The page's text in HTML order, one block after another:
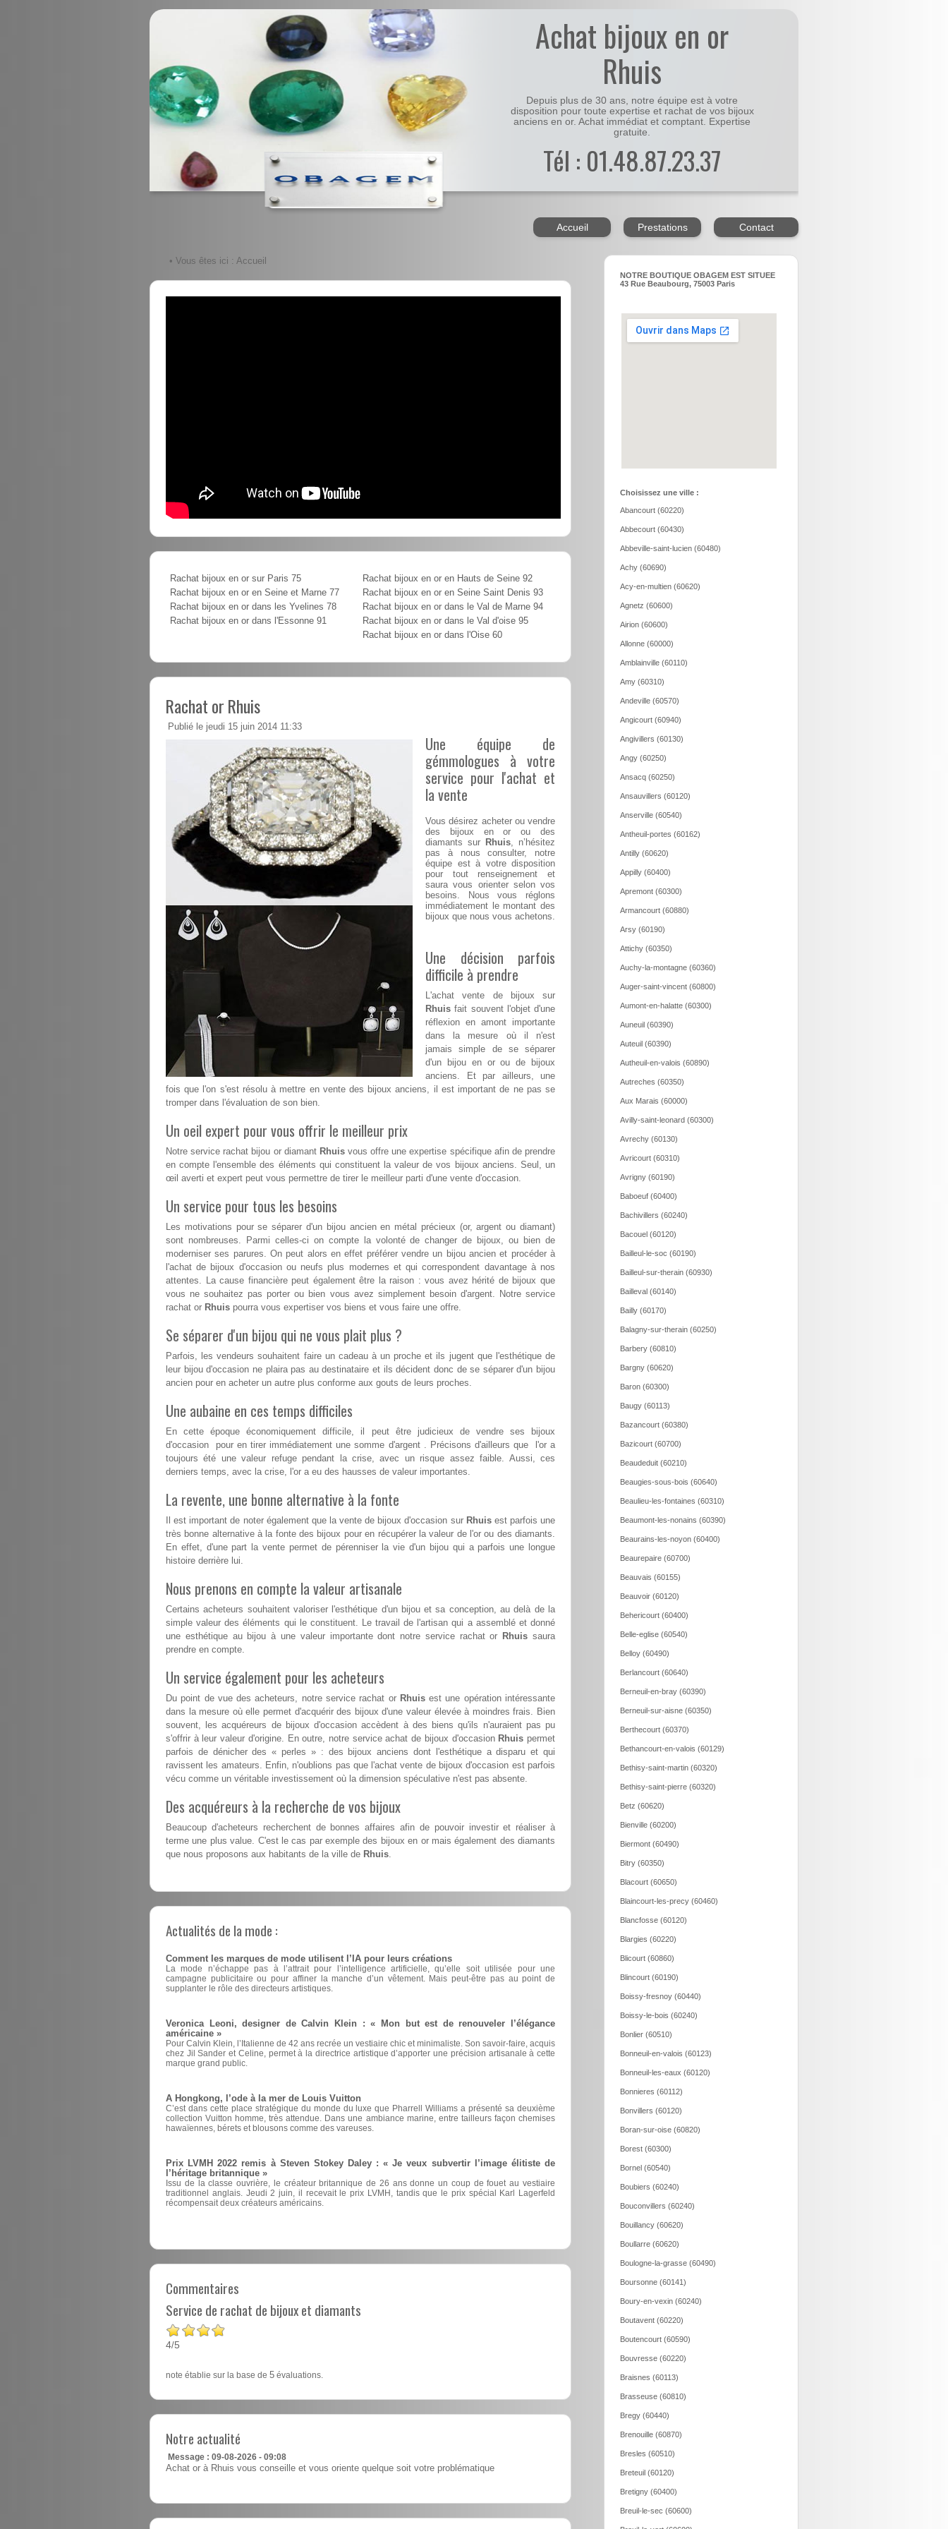
Achat bijoux en or
Rhuis
Depuis plus de 30 ans, notre équipe est à votre
disposition pour toute expertise et rachat de vos bijoux
anciens en or. Achat immédiat et comptant. Expertise
gratuite.
Tél : 01.48.87.23.37
Accueil Prestations Contact
• Vous êtes ici : Accueil
Rachat bijoux en or sur Paris 75
Rachat bijoux en or en Seine et Marne 77
Rachat bijoux en or dans les Yvelines 78
Rachat bijoux en or dans l'Essonne 91
Rachat bijoux en or en Hauts de Seine 92
Rachat bijoux en or en Seine Saint Denis 93
Rachat bijoux en or dans le Val de Marne 94
Rachat bijoux en or dans le Val d'oise 95
Rachat bijoux en or dans l'Oise 60
Rachat or Rhuis
Publié le jeudi 15 juin 2014 11:33
Une équipe de
gémmologues à votre
service pour l'achat et
la vente
Vous désirez acheter ou vendre
des bijoux en or ou des
diamants sur Rhuis, n’hésitez
pas à nous consulter, notre
équipe est à votre disposition
pour tout renseignement et
saura vous orienter selon vos
besoins. Nous vous réglons
immédiatement le montant des
bijoux que nous vous achetons.
Une décision parfois
difficile à prendre
L'achat vente de bijoux sur
Rhuis fait souvent l'objet d'une
réflexion en amont importante
dans la mesure où il n'est
jamais simple de se séparer
d'un bijou en or ou de bijoux
anciens. Et par ailleurs, une
fois que l'on s'est résolu à mettre en vente des bijoux anciens, il est important de ne pas se
tromper dans l'évaluation de son bien.
Un oeil expert pour vous offrir le meilleur prix
Notre service rachat bijou or diamant Rhuisvous offre une expertise spécifique afin de prendre
en compte l'ensemble des éléments qui constituent la valeur de vos bijoux anciens. Seul, un
œil averti et expert peut vous permettre de tirer le meilleur parti d'une vente d'occasion.
Un service pour tous les besoins
Les motivations pour se séparer d'un bijou ancien en métal précieux (or, argent ou diamant)
sont nombreuses. Parmi celles-ci on compte la volonté de changer de bijoux, ou bien de
moderniser ses parures. On peut alors en effet préférer vendre un bijou ancien et procéder à
l'achat de bijoux d'occasion ou neufs plus modernes et qui correspondent davantage à nos
attentes. La cause financière peut également être la raison : vous avez hérité de bijoux que
vous ne souhaitez pas porter ou bien vous avez simplement besoin d'argent. Notre service
rachat or Rhuis pourra vous expertiser vos biens et vous faire une offre.
Se séparer d'un bijou qui ne vous plait plus ?
Parfois, les vendeurs souhaitent faire un cadeau à un proche et ils jugent que l'esthétique de
leur bijou d'occasion ne plaira pas au destinataire et ils décident donc de se séparer d'un bijou
ancien pour en acheter un autre plus conforme aux gouts de leurs proches.
Une aubaine en ces temps difficiles
En cette époque économiquement difficile, il peut être judicieux de vendre ses bijoux
d'occasion pour en tirer immédiatement une somme d'argent . Précisons d'ailleurs que l'or a
toujours été une valeur refuge pendant la crise, avec un risque assez faible. Aussi, ces
derniers temps, avec la crise, l'or a eu des hausses de valeur importantes.
La revente, une bonne alternative à la fonte
Il est important de noter également que la vente de bijoux d'occasion sur Rhuisest parfois une
très bonne alternative à la fonte des bijoux pour en récupérer la valeur de l'or ou des diamants.
En effet, d'une part la vente permet de pérenniser la vie d'un bijou qui a parfois une longue
histoire derrière lui.
Nous prenons en compte la valeur artisanale
Certains acheteurs souhaitent valoriser l'esthétique d'un bijou et sa conception, au delà de la
simple valeur des éléments qui le constituent. Le travail de l'artisan qui a assemblé et donné
une esthétique au bijou à une valeur importante dont notre service rachat or Rhuis saura
prendre en compte.
Un service également pour les acheteurs
Du point de vue des acheteurs, notre service rachat or Rhuisest une opération intéressante
dans la mesure où elle permet d'acquérir des bijoux d'une valeur élevée à moindres frais. Bien
souvent, les acquéreurs de bijoux d'occasion accèdent à des biens qu'ils n'auraient pas pu
s'offrir à leur valeur d'origine. En outre, notre service achat de bijoux d'occasion Rhuis permet
parfois de dénicher des « perles » : des bijoux anciens dont l'esthétique a disparu et qui
ravissent les amateurs. Enfin, n'oublions pas que l'achat vente de bijoux d'occasion est parfois
vécu comme un véritable investissement où la dimension spéculative n'est pas absente.
Des acquéreurs à la recherche de vos bijoux
Beaucoup d'acheteurs recherchent de bonnes affaires afin de pouvoir investir et réaliser à
terme une plus value. C'est le cas par exemple des bijoux en or mais également des diamants
que nous proposons aux habitants de la ville de Rhuis
Actualités de la mode :
Comment les marques de mode utilisent l’IA pour leurs créations
La mode n’échappe pas à l’attrait pour l’intelligence artificielle, qu’elle soit utilisée pour une
campagne publicitaire ou pour affiner la manche d’un vêtement. Mais peut-être pas au point de
supplanter le rôle des directeurs artistiques.
Veronica Leoni, designer de Calvin Klein : « Mon but est de renouveler l’élégance
américaine »
Pour Calvin Klein, l’Italienne de 42 ans recrée un vestiaire chic et minimaliste. Son savoir-faire, acquis
chez Jil Sander et Celine, permet à la directrice artistique d’apporter une précision artisanale à cette
marque grand public.
A Hongkong, l’ode à la mer de Louis Vuitton
C’est dans cette place stratégique du monde du luxe que Pharrell Williams a présenté sa deuxième
collection Vuitton homme, très attendue. Dans une ambiance marine, entre tailleurs façon chemises
hawaïennes, bérets et blousons comme des vareuses.
Prix LVMH 2022 remis à Steven Stokey Daley : « Je veux subvertir l’image élitiste de
l’héritage britannique »
Issu de la classe ouvrière, le créateur britannique de 26 ans donne un coup de fouet au vestiaire
traditionnel anglais. Jeudi 2 juin, il recevait le prix LVMH, tandis que le prix spécial Karl Lagerfeld
récompensait deux créateurs américains.
Commentaires
Service de rachat de bijoux et diamants
4/5
note établie sur la base de 5 évaluations.
Notre actualité
Message : 09-08-2026 - 09:08
Achat or à Rhuis vous conseille et vous oriente quelque soit votre problématique
NOTRE BOUTIQUE OBAGEM EST SITUEE
43 Rue Beaubourg, 75003 Paris
Choisissez une ville :
Abancourt (60220)
Abbecourt (60430)
Abbeville-saint-lucien (60480)
Achy (60690)
Acy-en-multien (60620)
Agnetz (60600)
Airion (60600)
Allonne (60000)
Amblainville (60110)
Amy (60310)
Andeville (60570)
Angicourt (60940)
Angivillers (60130)
Angy (60250)
Ansacq (60250)
Ansauvillers (60120)
Anserville (60540)
Antheuil-portes (60162)
Antilly (60620)
Appilly (60400)
Apremont (60300)
Armancourt (60880)
Arsy (60190)
Attichy (60350)
Auchy-la-montagne (60360)
Auger-saint-vincent (60800)
Aumont-en-halatte (60300)
Auneuil (60390)
Auteuil (60390)
Autheuil-en-valois (60890)
Autreches (60350)
Aux Marais (60000)
Avilly-saint-leonard (60300)
Avrechy (60130)
Avricourt (60310)
Avrigny (60190)
Baboeuf (60400)
Bachivillers (60240)
Bacouel (60120)
Bailleul-le-soc (60190)
Bailleul-sur-therain (60930)
Bailleval (60140)
Bailly (60170)
Balagny-sur-therain (60250)
Barbery (60810)
Bargny (60620)
Baron (60300)
Baugy (60113)
Bazancourt (60380)
Bazicourt (60700)
Beaudeduit (60210)
Beaugies-sous-bois (60640)
Beaulieu-les-fontaines (60310)
Beaumont-les-nonains (60390)
Beaurains-les-noyon (60400)
Beaurepaire (60700)
Beauvais (60155)
Beauvoir (60120)
Behericourt (60400)
Belle-eglise (60540)
Belloy (60490)
Berlancourt (60640)
Berneuil-en-bray (60390)
Berneuil-sur-aisne (60350)
Berthecourt (60370)
Bethancourt-en-valois (60129)
Bethisy-saint-martin (60320)
Bethisy-saint-pierre (60320)
Betz (60620)
Bienville (60200)
Biermont (60490)
Bitry (60350)
Blacourt (60650)
Blaincourt-les-precy (60460)
Blancfosse (60120)
Blargies (60220)
Blicourt (60860)
Blincourt (60190)
Boissy-fresnoy (60440)
Boissy-le-bois (60240)
Bonlier (60510)
Bonneuil-en-valois (60123)
Bonneuil-les-eaux (60120)
Bonnieres (60112)
Bonvillers (60120)
Boran-sur-oise (60820)
Borest (60300)
Bornel (60540)
Boubiers (60240)
Bouconvillers (60240)
Bouillancy (60620)
Boullarre (60620)
Boulogne-la-grasse (60490)
Boursonne (60141)
Boury-en-vexin (60240)
Boutavent (60220)
Boutencourt (60590)
Bouvresse (60220)
Braisnes (60113)
Brasseuse (60810)
Bregy (60440)
Brenouille (60870)
Bresles (60510)
Breteuil (60120)
Bretigny (60400)
Breuil-le-sec (60600)